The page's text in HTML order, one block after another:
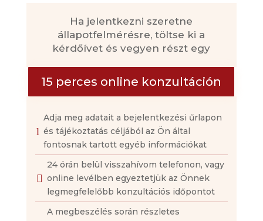
Ha jelentkezni szeretne
állapotfelmérésre, töltse ki a
kérdőívet és vegyen részt egy
15 perces online konzultáción
l
Adja meg adatait a bejelentkezési űrlapon
és tájékoztatás céljából az Ön által
fontosnak tartott egyéb információkat

24 órán belül visszahívom telefonon, vagy
online levélben egyeztetjük az Önnek
legmegfelelőbb konzultációs időpontot
A megbeszélés során részletes